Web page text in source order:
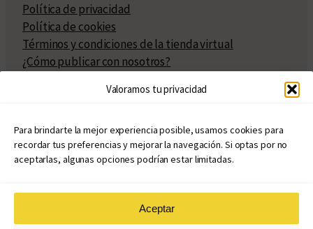
Valoramos tu privacidad
Para brindarte la mejor experiencia posible, usamos cookies para
recordar tus preferencias y mejorar la navegación. Si optas por no
aceptarlas, algunas opciones podrían estar limitadas.
Aceptar
Política de privacidad
Política de cookies
Términos y condiciones de la tienda virtual
¿Cómo publicar con nosotros?
Políticas de publicación
Políticas de coedición
Atribuciones